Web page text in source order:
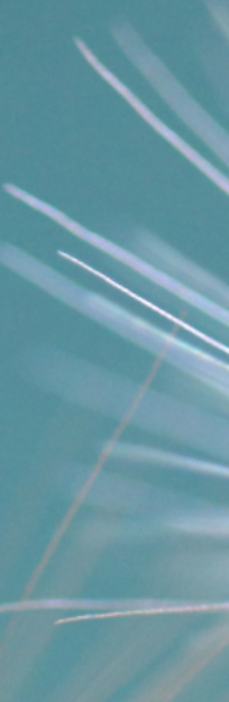
Was du jetzt fühlst, will nicht stören, es will
zurück in die Verbindung
Dein Körper zeigt dir, was er lange getragen hat.
Und ebenso zeigt er dir, wo Heilung jetzt möglich
ist, gerade an Stellen, die du bisher für
stille Thema hinter allen
Herzöffnungen
Je weiter sich dein Herzraum öffnet, desto
deutlicher rückt ein zentrales Thema in dein
Bewusstsein:Dein eigener Raum.
Denn sobald du innerlich weiter wirst, spürst du
auch klarer, wo du dich selbst verlässt, um etwas zu
erfüllen, was dir nicht entspricht.
Wenn wir unseren inneren Raum nicht selbst
erfüllen, müssen wir um ihn kämpfen.
Solange wir ihn nicht als selbstverständlich
empfinden, rutschen wir in alte Pole:
Wenn du deinen
Raum sei zu viel oder nicht gerechtfertigt.
Plus-Pol – Wenn du Grenzen
missachtest
Wir gehen über Grenzen, vereinnahmen,
entsteht nicht aus Stärke, sondern ebenfalls aus
stopfen, was innerlich unerfüllt ist.
Eine tiefere Betrachtung dieser Dynamik findest du
auch im Artikel
Beide Extreme beruhen auf derselben Dynamik: Der
eigene Raum ist nicht vollständig bewohnt.
Erst wenn du deinen inneren Raum selbsterfüllt